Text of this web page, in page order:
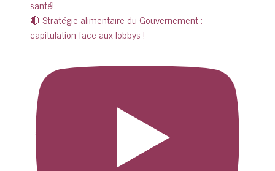
🔴 Stratégie alimentaire du Gouvernement :
capitulation face aux lobbys !